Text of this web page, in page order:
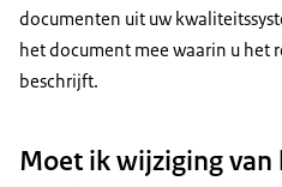
documenten uit uw
het document mee waarin u het
beschrijft.
Moet ik wijziging